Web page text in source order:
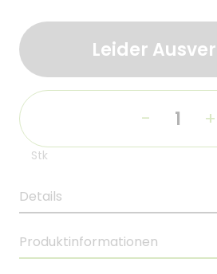
Leider
- +
Stk
Details
Produktinformationen